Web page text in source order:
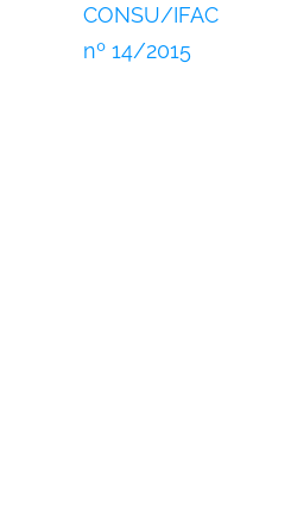
CONSU/IFAC
nº 14/2015